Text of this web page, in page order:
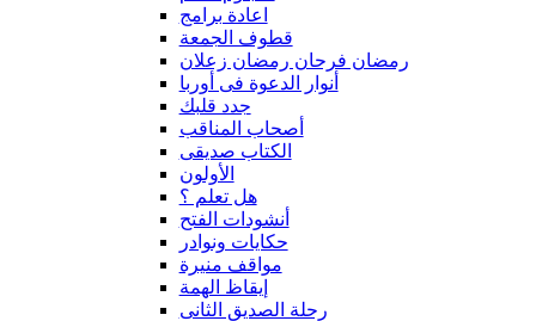
اعادة برامج
قطوف الجمعة
رمضان فرحان رمضان زعلان
أنوار الدعوة فى أوربا
جدد قلبك
أصحاب المناقب
الكتاب صديقى
الأولون
هل تعلم ؟
أنشودات الفتح
حكايات ونوادر
مواقف منيرة
إيقاظ الهمة
رحلة الصديق الثانى